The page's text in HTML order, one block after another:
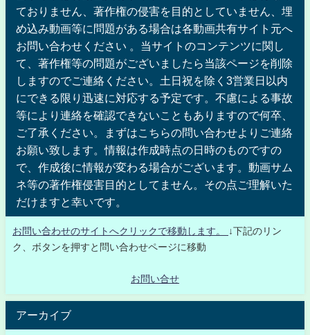
ておりません、著作権の侵害を目的としていません、埋
め込み動画等に問題がある場合は各動画共有サイト元へ
お問い合わせください 。当サイトのコンテンツに関し
て、著作権等の問題がございましたら当該ページを削除
しますのでご連絡ください。土日祝を除く3営業日以内
にできる限り迅速に対応する予定です。不慮による事故
等により連絡を確認できないこともありますので何卒、
ご了承ください。まずはこちらの問い合わせよりご連絡
お願い致します。情報は作成時点の日時のものですの
で、作成後に情報が変わる場合がございます。動画サム
ネ等の著作権侵害目的としてません。その点ご理解いた
だけますと幸いです。
お問い合わせのサイトへクリックで移動します。
↓下記のリン
ク、ボタンを押すと問い合わせページに移動
お問い合せ
アーカイブ